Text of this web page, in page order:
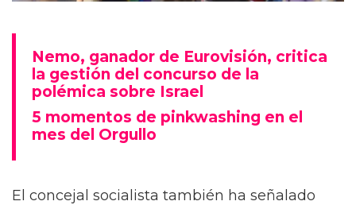
Nemo, ganador de Eurovisión, critica
la gestión del concurso de la
polémica sobre Israel
5 momentos de pinkwashing en el
mes del Orgullo
El concejal socialista también ha señalado